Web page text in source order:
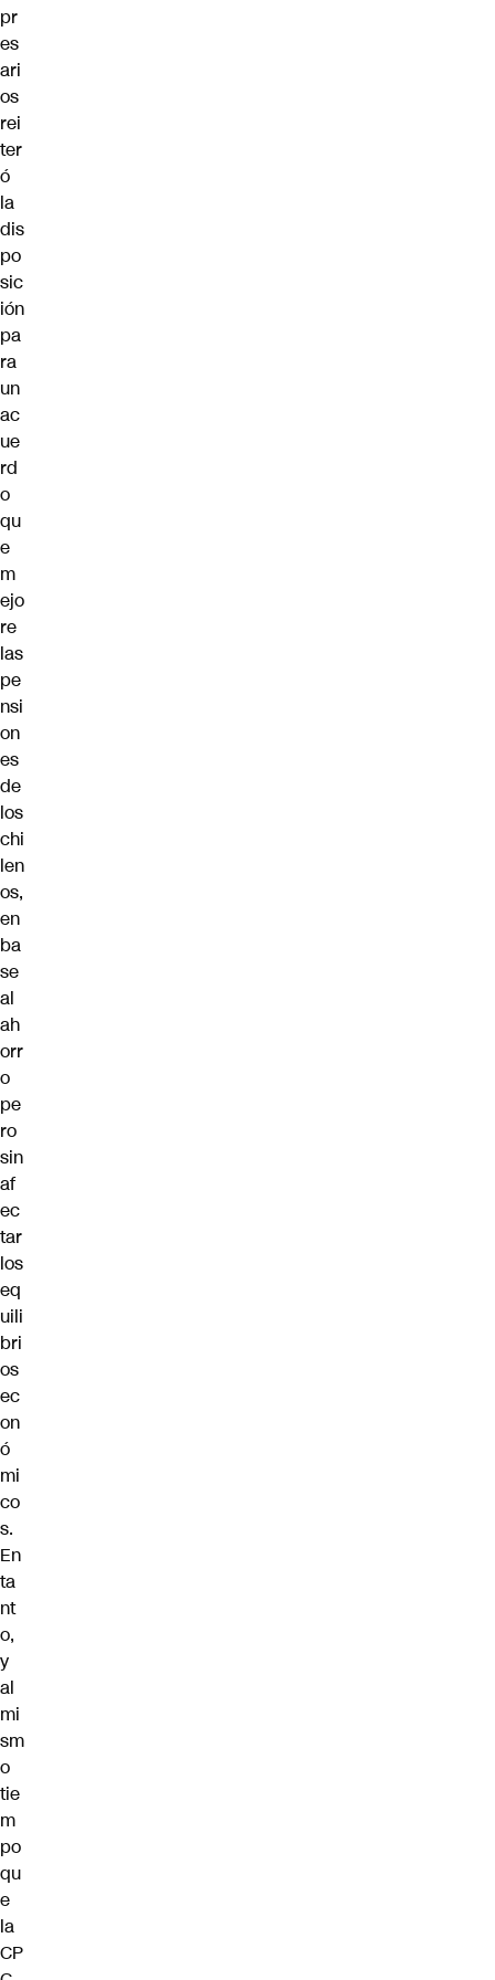
pr
es
ari
os
rei
ter
ó
la
dis
po
sic
ión
pa
ra
un
ac
ue
rd
o
qu
e
m
ejo
re
las
pe
nsi
on
es
de
los
chi
len
os,
en
ba
se
al
ah
orr
o
pe
ro
sin
af
ec
tar
los
eq
uili
bri
os
ec
on
ó
mi
co
s.
En
ta
nt
o,
y
al
mi
sm
o
tie
m
po
qu
e
la
CP